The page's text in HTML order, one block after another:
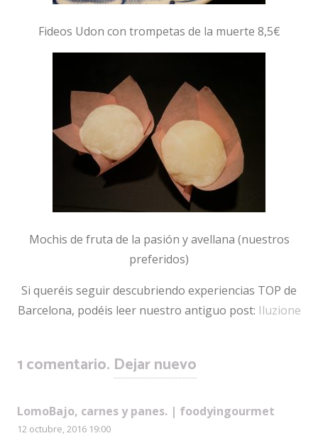
Fideos Udon con trompetas de la muerte 8,5€
Mochis de fruta de la pasión y avellana (nuestros
preferidos)
Si queréis seguir descubriendo experiencias TOP de
Barcelona, podéis leer nuestro antiguo post: Iluzione
1comentario. Dejar nuevo
LomoBajo, carnes y panes. | foodyingourmet
12 octubre, 2016 19:00